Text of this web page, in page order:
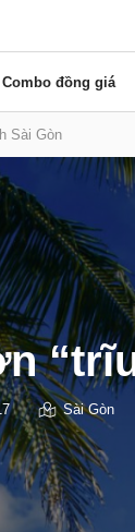
Combo đồng giá
Sài Gòn
Sài Gòn